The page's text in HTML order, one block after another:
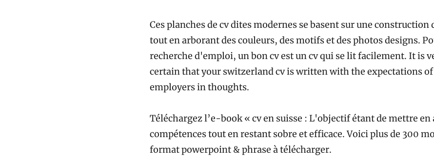
Ces planches de cv dites modernes se basent sur une construction
tout en arborant des couleurs, des motifs et des photos designs.
recherche d'emploi, un bon cv est un cv qui se lit facilement. It is
certain that your switzerland cv is written with the expectations of
employers in thoughts.
Téléchargez l’e-book « cv en suisse : L'objectif étant de mettre en
compétences tout en restant sobre et efficace. Voici plus de 300
format powerpoint & phrase à télécharger.